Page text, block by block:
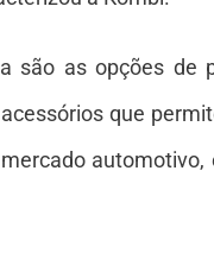
são as opções de
que